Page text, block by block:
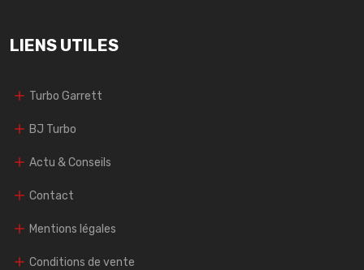
LIENS UTILES
Turbo Garrett
BJ Turbo
Actu & Conseils
Contact
Mentions légales
Conditions de vente